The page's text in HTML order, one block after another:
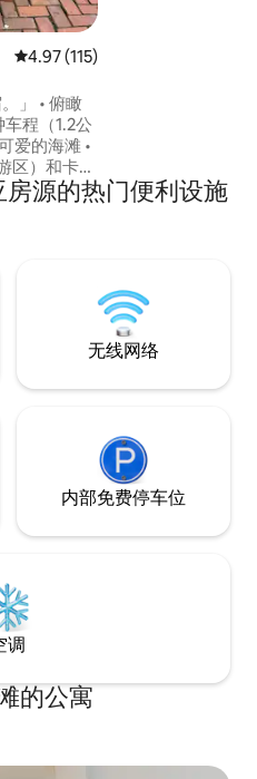
平均评分 4.97 分（满分 5 分），
4.97 (115)
• 俯瞰
程（1.2公
区）和卡斯
乐队的主要
源的热门便利设施
无线网络
内部免费停车位
调
的公寓